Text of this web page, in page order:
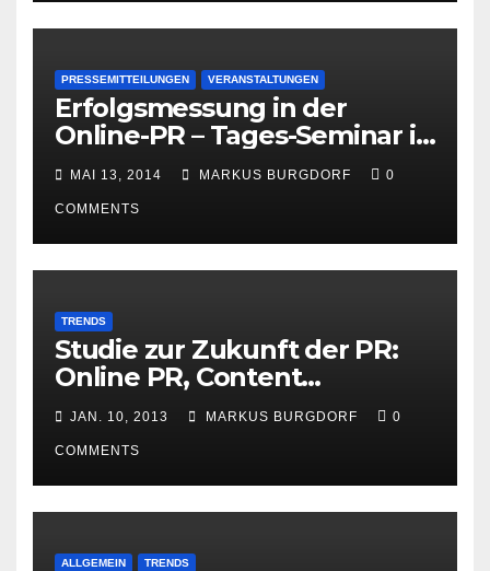
PRESSEMITTEILUNGEN VERANSTALTUNGEN
Erfolgsmessung in der
Online-PR – Tages-Seminar in
Hamburg am 23. Juni 2014
MAI 13, 2014 MARKUS BURGDORF 0
COMMENTS
TRENDS
Studie zur Zukunft der PR:
Online PR, Content
Marketing und Social Media
gewinnen
JAN. 10, 2013 MARKUS BURGDORF 0
COMMENTS
ALLGEMEIN TRENDS